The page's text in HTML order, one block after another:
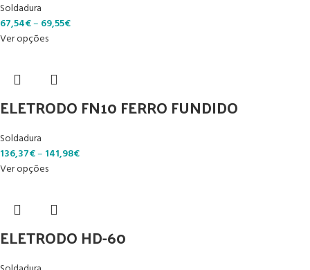
Soldadura
67,54€– 69,55€
Ver opções
ELETRODO FN10 FERRO FUNDIDO
Soldadura
136,37€– 141,98€
Ver opções
ELETRODO HD-60